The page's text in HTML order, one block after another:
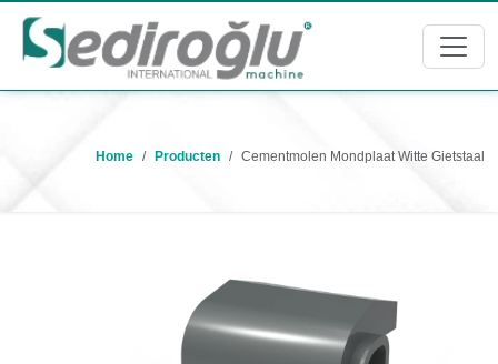
Home Producten Cementmolen Mondplaat Witte Gietstaal